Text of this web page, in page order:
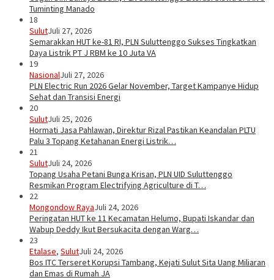
Tuminting Manado
18
SulutJuli 27, 2026
Semarakkan HUT ke-81 RI, PLN Suluttenggo Sukses Tingkatkan
Daya Listrik PT J RBM ke 10 Juta VA
19
NasionalJuli 27, 2026
PLN Electric Run 2026 Gelar November, Target Kampanye Hidup
Sehat dan Transisi Energi
20
SulutJuli 25, 2026
Hormati Jasa Pahlawan, Direktur Rizal Pastikan Keandalan PLTU
Palu 3 Topang Ketahanan Energi Listrik…
21
SulutJuli 24, 2026
Topang Usaha Petani Bunga Krisan, PLN UID Suluttenggo
Resmikan Program Electrifying Agriculture di T…
22
Mongondow RayaJuli 24, 2026
Peringatan HUT ke 11 Kecamatan Helumo, Bupati Iskandar dan
Wabup Deddy Ikut Bersukacita dengan Warg…
23
Etalase, SulutJuli 24, 2026
Bos ITC Terseret Korupsi Tambang, Kejati Sulut Sita Uang Miliaran
dan Emas di Rumah JA